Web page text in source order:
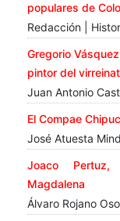
populares de
Redacción |
Gregorio
pintor del
Juan Antonio
El Compae
José Atuesta
Joaco
Magdalena
Álvaro Rojano